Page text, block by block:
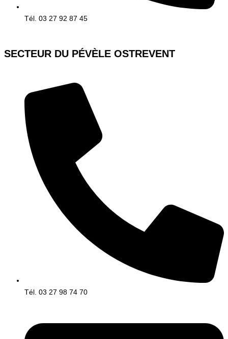
Tél. 03 27 92 87 45
SECTEUR DU PÉVÈLE OSTREVENT
Tél. 03 27 98 74 70